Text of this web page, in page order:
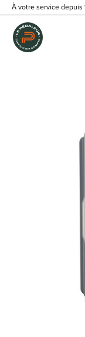
À votre service depuis